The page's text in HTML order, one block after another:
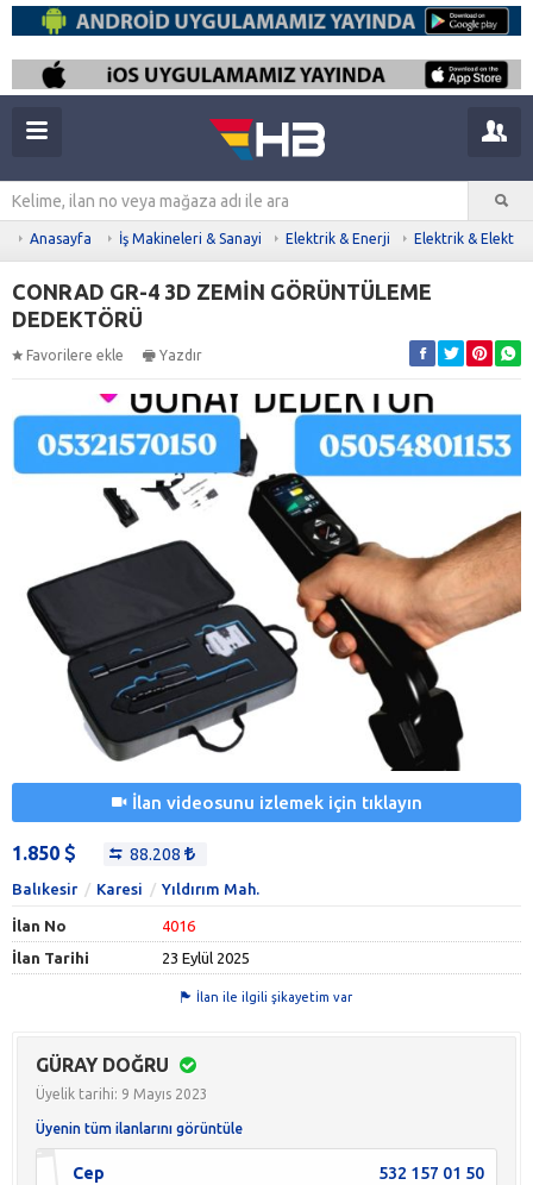
Anasayfa İş Makineleri & Sanayi Elektrik & Enerji Elektrik &
CONRAD GR-4 3D ZEMİN GÖRÜNTÜLEME
DEDEKTÖRÜ
Favorilere ekle Yazdır
İlan videosunu izlemek için tıklayın
1.850 88.208
Balıkesir Karesi Yıldırım Mah.
İlan No
4016
İlan Tarihi
23 Eylül 2025
İlan ile ilgili şikayetim var
GÜRAY DOĞRU
Üyelik tarihi: 9 Mayıs 2023
Üyenin tüm ilanlarını görüntüle
Cep 532 157 01 50